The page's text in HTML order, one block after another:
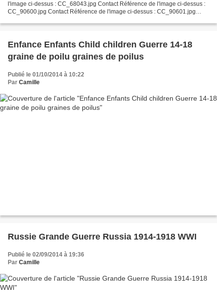
l'image ci-dessus : CC_68043.jpg Contact Référence de l'image ci-dessus :
CC_90600.jpg Contact Référence de l'image ci-dessus : CC_90601.jpg
Enfance Enfants Child children Guerre 14-18
graine de poilu graines de poilus
Publié le 01/10/2014 à 10:22
Par Camille
Russie Grande Guerre Russia 1914-1918 WWI
Publié le 02/09/2014 à 19:36
Par Camille